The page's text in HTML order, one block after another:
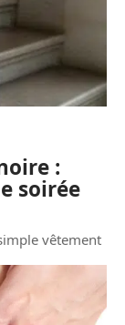
:
soirée
vêtement